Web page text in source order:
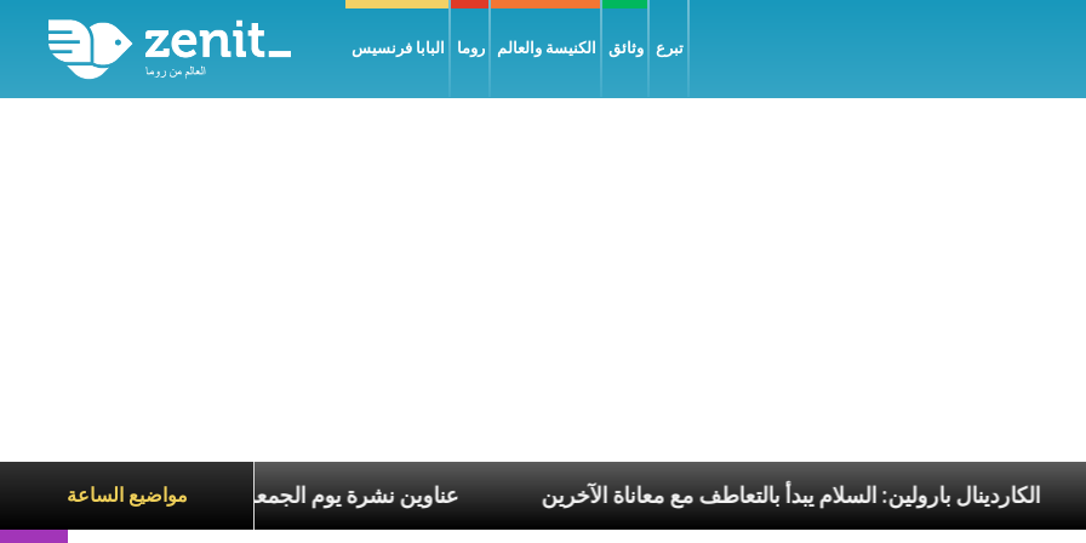
البابا فرنسيس روما الكنيسة والعالم وثائق تبرع
مواضيع الساعة
عناوين نشرة يوم الجمعة 7 آب 2026: السلام يُبنى بصبر يومًا بعد يوم الكاردينال بارولين: السلام يبدأ بالتعاطف مع معاناة الآخرين